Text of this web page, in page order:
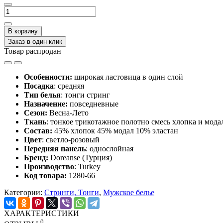
В корзину
Заказ в один клик
Товар распродан
Особенности: широкая ластовица в один слой
Посадка: средняя
Тип белья: тонги стринг
Назначение: повседневные
Сезон: Весна-Лето
Ткань: тонкое трикотажное полотно смесь хлопка и
Состав: 45% хлопок 45% модал 10% эластан
Цвет: светло-розовый
Передняя панель: однослойная
Бренд: Doreanse (Турция)
Производство: Turkey
Код товара: 1280-66
Категории: Стринги, Тонги, Мужское белье
ХАРАКТЕРИСТИКИ